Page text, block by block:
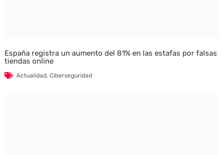
España registra un aumento del 81% en las estafas por falsas
tiendas online
Actualidad, Ciberseguridad